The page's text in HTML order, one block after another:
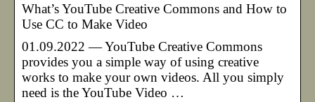
What’s YouTube Creative Commons and How to
Use CC to Make Video
01.09.2022 — YouTube Creative Commons
provides you a simple way of using creative
works to make your own videos. All you simply
need is the YouTube Video …